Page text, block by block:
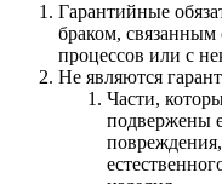
Гарантийные
браком,
процессов или с
Не являются
Части,
подвержены